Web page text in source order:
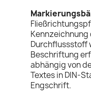
Kennzeichnung
Durchflussstoff
Beschriftung
abhängig von
Textes in DIN-
Engschrift.